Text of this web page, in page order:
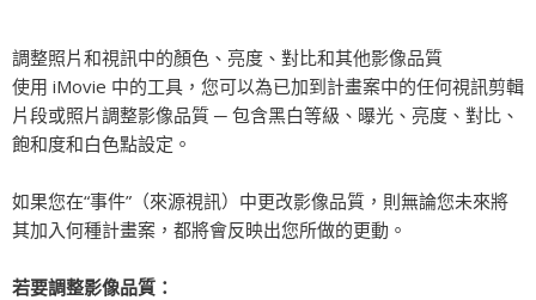
調整照片和視訊中的顏色、亮度、對比和其他影像品質
使用 iMovie 中的工具，您可以為已加到計畫案中的任何視訊剪輯
片段或照片調整影像品質 ─ 包含黑白等級、曝光、亮度、對比、
飽和度和白色點設定。
如果您在“事件”（來源視訊）中更改影像品質，則無論您未來將
其加入何種計畫案，都將會反映出您所做的更動。
若要調整影像品質：